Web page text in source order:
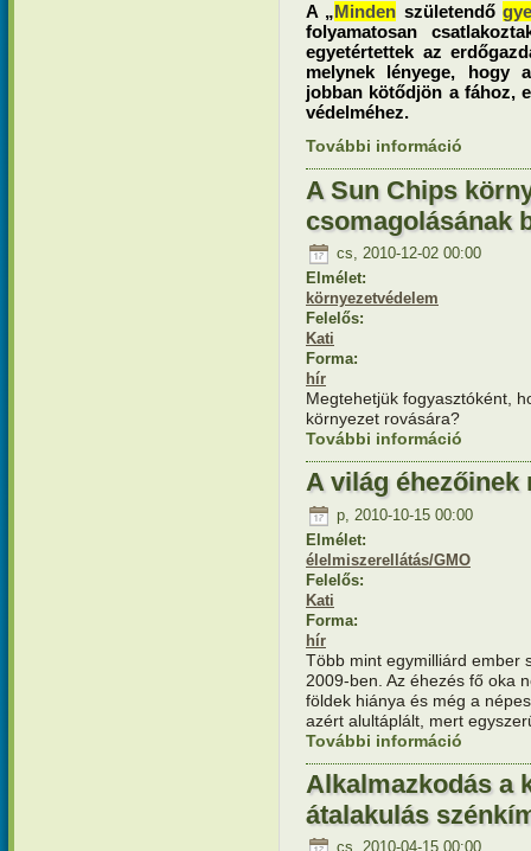
A „Minden születendő
folyamatosan
egyetértettek az
melynek lényege, hogy
jobban kötődjön a fához,
védelméhez.
További információ
A Sun Chips
csomagolásának
cs, 2010-12-02 00:00
Elmélet:
környezetvédelem
Felelős:
Kati
Forma:
hír
Megtehetjük fogyasztóként,
környezet rovására?
További információ
A világ éhezőinek
p, 2010-10-15 00:00
Elmélet:
élelmiszerellátás/GMO
Felelős:
Kati
Forma:
hír
Több mint egymilliárd ember
2009-ben. Az éhezés fő oka
földek hiánya és még a
azért alultáplált, mert
További információ
Alkalmazkodás a
átalakulás